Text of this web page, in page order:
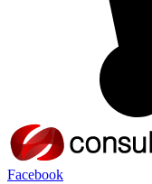
Facebook